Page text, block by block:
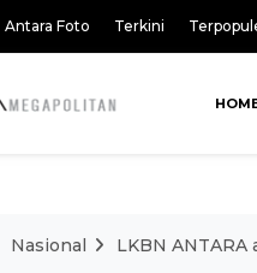
Antara Foto Terkini
Nasional LKBN